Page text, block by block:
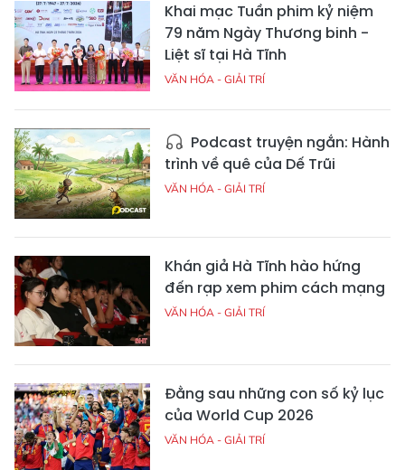
Khai mạc Tuần phim kỷ niệm
79 năm Ngày Thương binh -
Liệt sĩ tại Hà Tĩnh
VĂN HÓA - GIẢI TRÍ
Podcast truyện ngắn: Hành
trình về quê của Dế Trũi
VĂN HÓA - GIẢI TRÍ
Khán giả Hà Tĩnh hào hứng
đến rạp xem phim cách mạng
VĂN HÓA - GIẢI TRÍ
Đằng sau những con số kỷ lục
của World Cup 2026
VĂN HÓA - GIẢI TRÍ